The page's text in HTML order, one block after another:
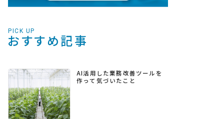
PICK UP
おすすめ記事
AI活用した業務改善ツールを
作って気づいたこと